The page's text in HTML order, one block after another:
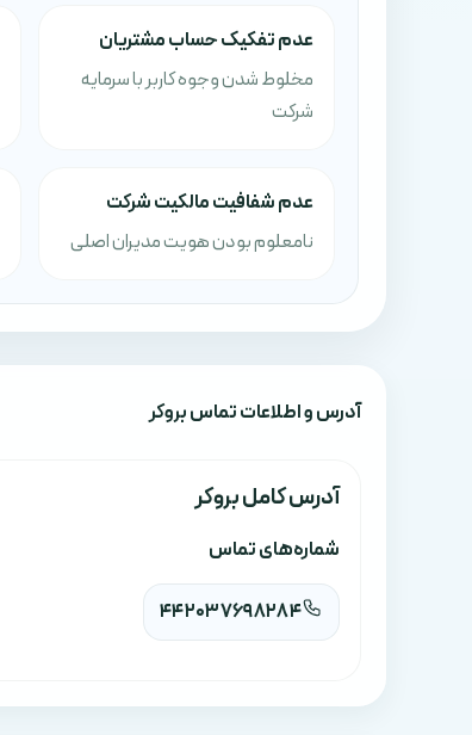
عدم تفکیک حساب مشتریان
مخلوط شدن وجوه کاربر با سرمایه
شرکت
عدم شفافیت مالکیت شرکت
نامعلوم بودن هویت مدیران اصلی
آدرس‌ و اطلاعات تماس بروکر
آدرس کامل بروکر
شماره‌های تماس
442037698284